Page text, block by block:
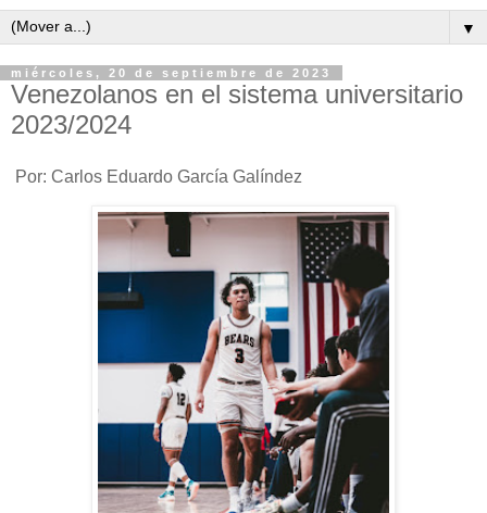
▼
miércoles, 20 de septiembre de 2023
Venezolanos en el sistema universitario
2023/2024
Por: Carlos Eduardo García Galíndez